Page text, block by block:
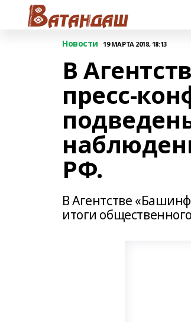
Новости 19 МАРТА 2018, 18:13
В
пресс-
РФ.
В Агентстве
итоги